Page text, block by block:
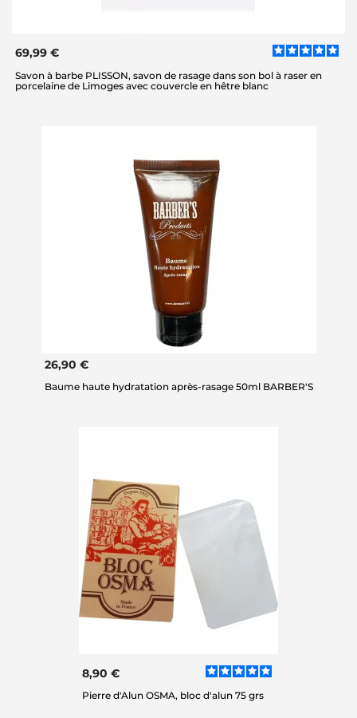
69,99 €
Savon à barbe PLISSON, savon de rasage dans son bol à raser en
porcelaine de Limoges avec couvercle en hêtre blanc
26,90 €
Baume haute hydratation après-rasage 50ml BARBER'S
8,90 €
Pierre d'Alun OSMA, bloc d'alun 75 grs